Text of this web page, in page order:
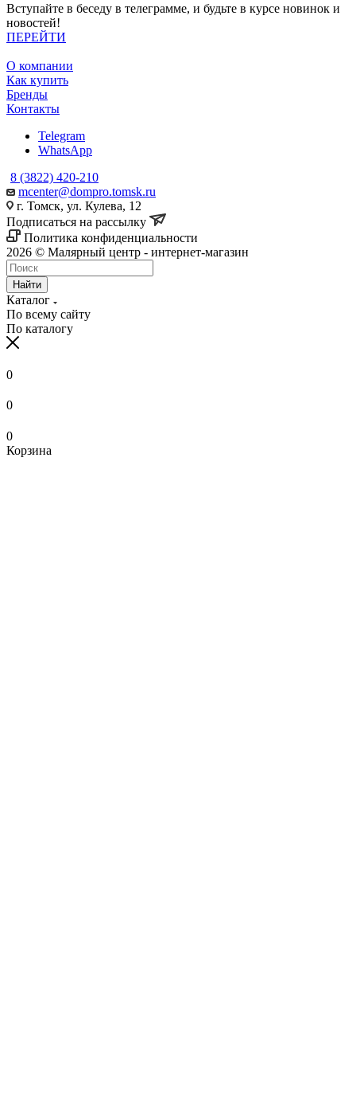
Вступайте в беседу в телеграмме, и будьте в курсе новинок и
новостей!
ПЕРЕЙТИ
О компании
Как купить
Бренды
Контакты
Telegram
WhatsApp
8 (3822) 420-210
mcenter@dompro.tomsk.ru
г. Томск, ул. Кулева, 12
Подписаться на рассылку
Политика конфиденциальности
2026 © Малярный центр - интернет-магазин
Найти
Каталог
По всему сайту
По каталогу
0
0
0
Корзина